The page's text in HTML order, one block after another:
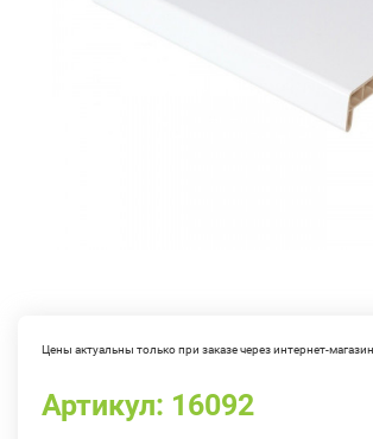
Цены актуальны только при заказе через интернет-магазин
Артикул: 16092